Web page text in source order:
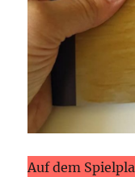
Auf dem